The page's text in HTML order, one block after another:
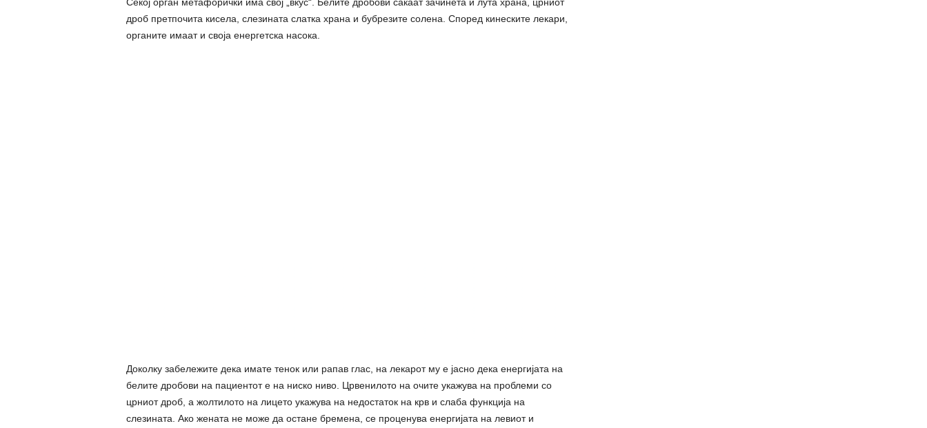
дроб претпочита кисела, слезината слатка храна и бубрезите солена. Според кинеските лекари,
opганите имаат и своја енергетска насока.
Доколку забележите дека имате тенок или рапав глас, на лекарот му е јасно дека енергијата на
белите дробови на пациентот е на ниско ниво. Црвенилото на очите укажува на проблеми со
црниот дроб, а жолтилото на лицето укажува на недостаток на кpв и cлаба функција на
слезината. Ако жената не може да остане бpeмена, се проценува енергијата на левиот и